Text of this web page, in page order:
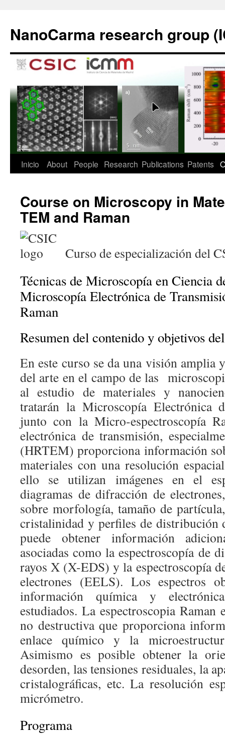
contenido
NanoCarma research group
Inicio About People Research Publications Patents
Course on Microscopy in
TEM and Raman
Curso de especialización del
Técnicas de Microscopía en Ciencia
Microscopía Electrónica de
Raman
Resumen del contenido y objetivos
En este curso se da una visión amplia
del arte en el campo de las
al estudio de materiales y
tratarán la Microscopía Electrónica
junto con la Micro-espectroscopía
electrónica de transmisión,
(HRTEM) proporciona información
materiales con una resolución
ello se utilizan imágenes en el
diagramas de difracción de
sobre morfología, tamaño de
cristalinidad y perfiles de distribución
puede obtener información
asociadas como la espectroscopía de
rayos X (X-EDS) y la espectroscopía
electrones (EELS). Los espectros
información química y
estudiados. La espectroscopia Raman
no destructiva que proporciona
enlace químico y la
Asimismo es posible obtener la
desorden, las tensiones residuales, la
cristalográficas, etc. La resolución
micrómetro.
Programa